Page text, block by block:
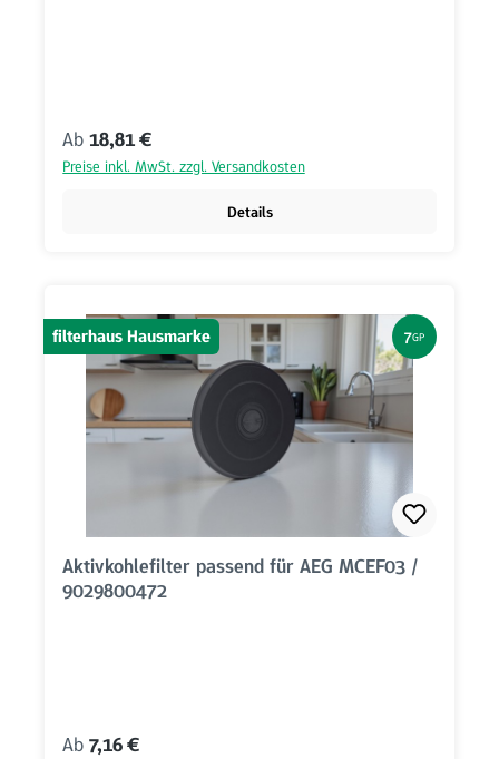
Regulärer Preis:
Ab 18,81 €
Preise inkl. MwSt. zzgl. Versandkosten
Details
filterhaus Hausmarke 7GP
Aktivkohlefilter passend für AEG MCEF03 /
9029800472
Regulärer Preis:
Ab 7,16 €